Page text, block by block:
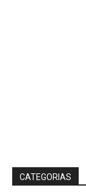
CATEGORIAS